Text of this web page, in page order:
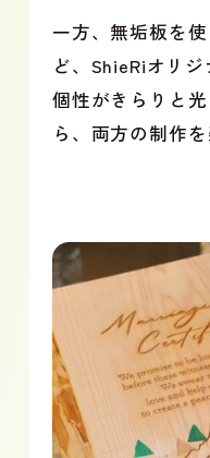
一方、無垢板を
ど、ShieRiオリ
個性がきらりと
ら、両方の制作